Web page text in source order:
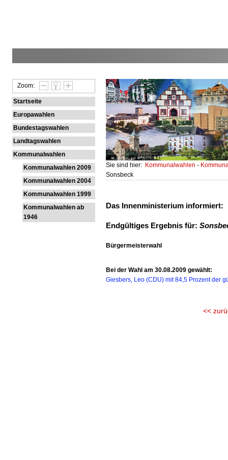
Zoom:
Startseite
Europawahlen
Bundestagswahlen
Landtagswahlen
Kommunalwahlen
Kommunalwahlen 2009
Kommunalwahlen 2004
Kommunalwahlen 1999
Kommunalwahlen ab
1946
Sie sind hier: Kommunalwahlen-
Sonsbeck
Das Innenministerium informiert:
Endgültiges Ergebnis für:
Bürgermeisterwahl
Bei der Wahl am 30.08.2009 gewählt:
Giesbers, Leo (CDU) mit 84,5 Prozent der
<<